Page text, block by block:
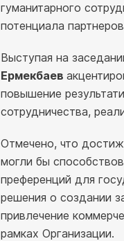
гуманитарного
потенциала
Выступая на
Ермекбаев
повышение
сотрудничества,
Отмечено, что
могли бы
преференций для
решения о создании
привлечение
рамках Организации.